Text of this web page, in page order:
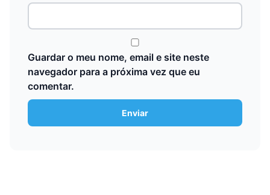
Guardar o meu nome, email e site neste
navegador para a próxima vez que eu
comentar.